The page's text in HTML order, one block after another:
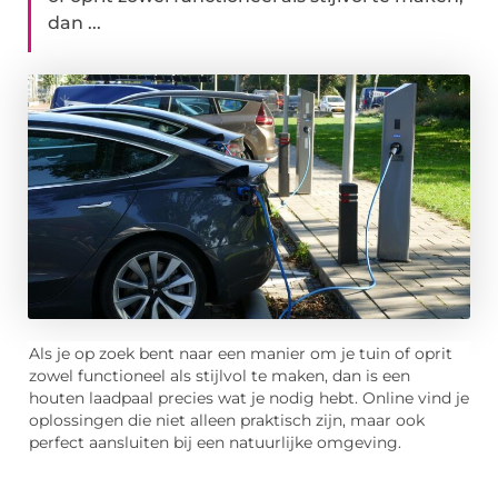
dan ...
Als je op zoek bent naar een manier om je tuin of oprit
zowel functioneel als stijlvol te maken, dan is een
houten laadpaal precies wat je nodig hebt. Online vind je
oplossingen die niet alleen praktisch zijn, maar ook
perfect aansluiten bij een natuurlijke omgeving.